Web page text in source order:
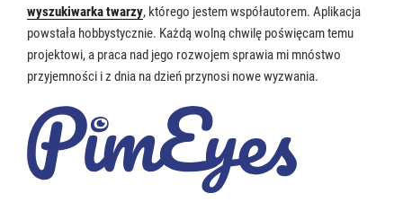
wyszukiwarka twarzy, którego jestem współautorem. Aplikacja
powstała hobbystycznie. Każdą wolną chwilę poświęcam temu
projektowi, a praca nad jego rozwojem sprawia mi mnóstwo
przyjemności i z dnia na dzień przynosi nowe wyzwania.